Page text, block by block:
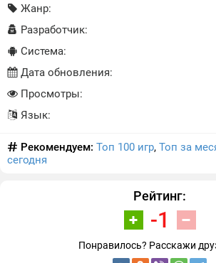
Жанр:
Разработчик:
Система:
Дата обновления:
Просмотры:
Язык:
Рекомендуем: Топ 100 игр, Топ за
сегодня
Рейтинг:
-1
Понравилось? Расскажи